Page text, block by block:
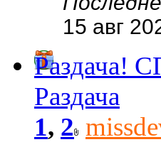
15 авг
Раздача!
Раздача
1, 2